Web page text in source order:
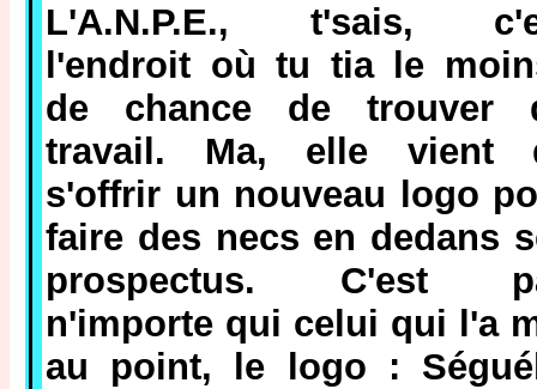
L'A.N.P.E., t'sais,
l'endroit où tu tia le
de chance de trouver
travail. Ma, elle vient
s'offrir un nouveau logo
faire des necs en dedans
prospectus. C'est
n'importe qui celui qui l'a
au point, le logo :